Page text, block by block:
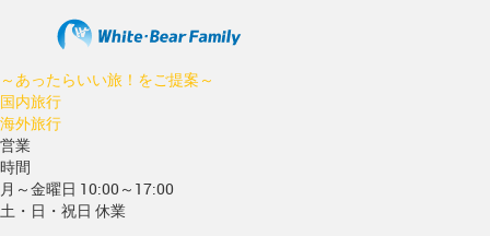
～あったらいい旅！をご提案～
国内旅行
海外旅行
営業
時間
月～金曜日 10:00～17:00
土・日・祝日 休業